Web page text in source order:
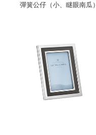
彈簧公仔（小、瞇眼南瓜）